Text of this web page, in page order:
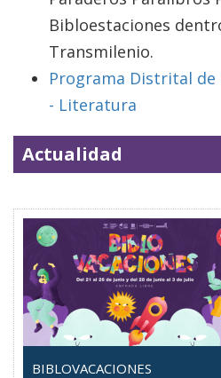
Bibloestaciones
Transmilenio.
Programa Distrital de
- Literatura
Actualidad
BIBLOVACACIONES